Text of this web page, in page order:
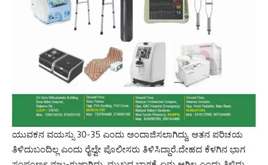
ಯುವಕನ ವಯಸ್ಸು 30-35 ಎಂದು ಅಂದಾಜಿಸಲಾಗಿದ್ದು, ಆತನ ಪರಿಚಯ
ತಿಳಿದುಬಂದಿಲ್ಲ ಎಂದು ರೈಲ್ವೇ ಪೊಲೀಸರು ತಿಳಿಸಿದ್ದಾರೆ.ದೇಹದ ಕೆಳಗಿನ ಭಾಗ